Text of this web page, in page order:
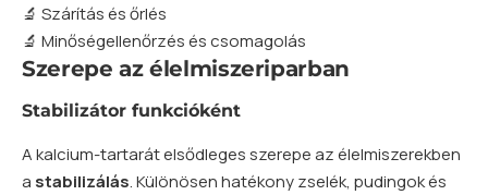
🔬 Szárítás és őrlés
🔬 Minőségellenőrzés és csomagolás
Szerepe az élelmiszeriparban
Stabilizátor funkcióként
A kalcium-tartarát elsődleges szerepe az élelmiszerekben
a stabilizálás. Különösen hatékony zselék, pudingok és